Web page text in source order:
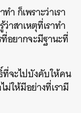
ำ ก็เพราะว่าเรา
าสาเหตุที่เราทำ
อยากจะมีฐานะที่
ที่จะไปบังคับให้คน
ม่ให้มีอย่างที่เรามี